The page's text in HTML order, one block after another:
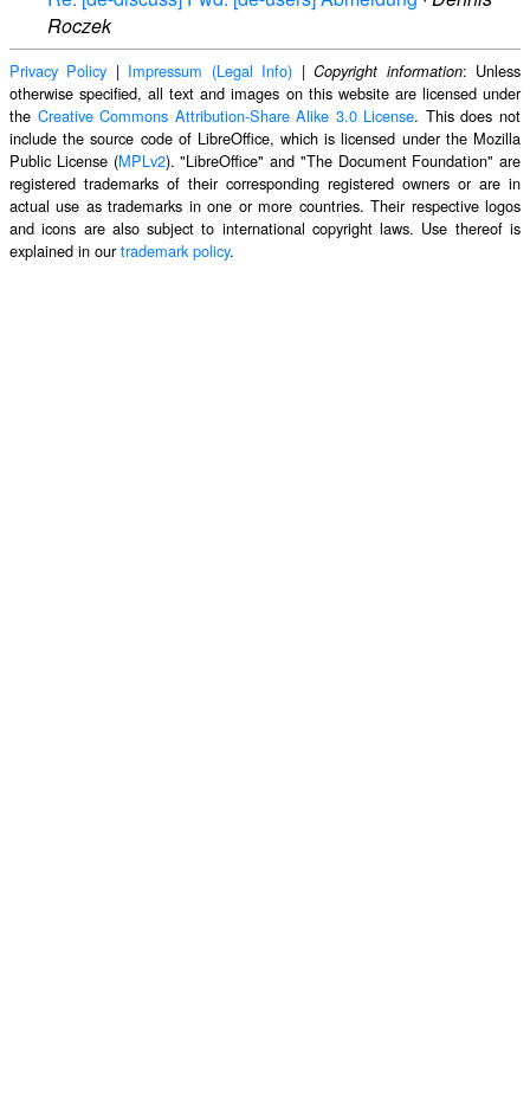
Roczek
Privacy Policy | Impressum (Legal Info) |Copyright information: Unless
otherwise specified, all text and images on this website are licensed under
the Creative Commons Attribution-Share Alike 3.0 License. This does not
include the source code of LibreOffice, which is licensed under the Mozilla
Public License (MPLv2). "LibreOffice" and "The Document Foundation" are
registered trademarks of their corresponding registered owners or are in
actual use as trademarks in one or more countries. Their respective logos
and icons are also subject to international copyright laws. Use thereof is
explained in ourtrademark policy.